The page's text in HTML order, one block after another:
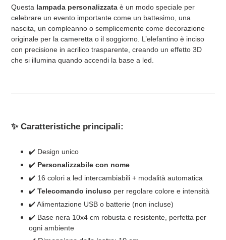
Questa lampada personalizzata è un modo speciale per
celebrare un evento importante come un battesimo, una
nascita, un compleanno o semplicemente come decorazione
originale per la cameretta o il soggiorno. L’elefantino è inciso
con precisione in acrilico trasparente, creando un effetto 3D
che si illumina quando accendi la base a led.
✨ Caratteristiche principali:
✔️ Design unico
✔️ Personalizzabile con nome
✔️ 16 colori a led intercambiabili + modalità automatica
✔️ Telecomando incluso per regolare colore e intensità
✔️ Alimentazione USB o batterie (non incluse)
✔️ Base nera 10x4 cm robusta e resistente, perfetta per
ogni ambiente